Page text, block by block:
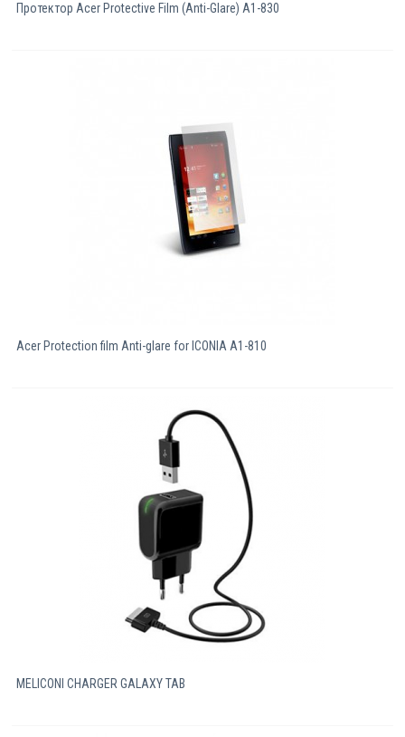
Протектор Acer Protective Film (Anti-Glare) A1-830
Acer Protection film Anti-glare for ICONIA A1-810
MELICONI CHARGER GALAXY TAB